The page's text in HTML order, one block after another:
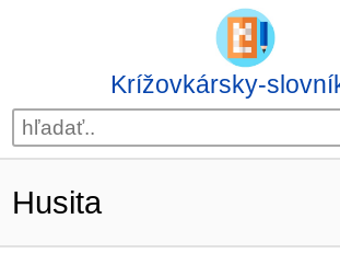
Krížovkársky-
Husita